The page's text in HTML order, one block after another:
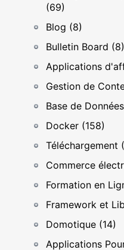
(69)
Blog (8)
Bulletin Board (8)
Applications
Gestion de
Base de
Docker (158)
Téléchargement
Commerce
Formation en
Framework et
Domotique (14)
Applications